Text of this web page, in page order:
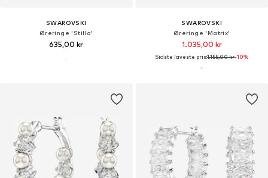
SWAROVSKI
Øreringe 'Stilla'
635,00 kr
SWAROVSKI
Øreringe 'Matrix'
1.035,00 kr
Sidste laveste pris:1.155,00 kr-10%